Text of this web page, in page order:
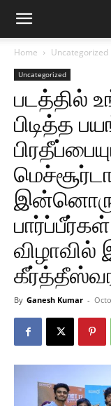
Home Uncategorized
Uncategorized
படத்தில்
பிடித்த
பார்ப்பீர்கள்!
விழாவில்
By Ganesh Kumar -